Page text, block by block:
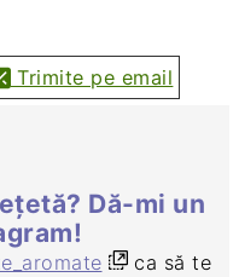
Trimite pe email
Dă-mi un
ca să te